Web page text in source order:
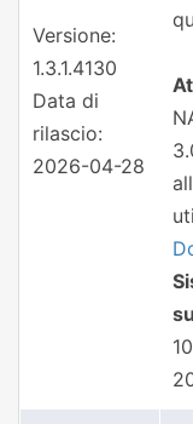
Versione:
1.3.1.4130
Data di
rilascio:
2026-04-28